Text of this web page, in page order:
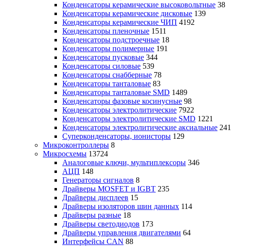
Конденсаторы керамические высоковольтные 38
Конденсаторы керамические дисковые 139
Конденсаторы керамические ЧИП 4192
Конденсаторы пленочные 1511
Конденсаторы подстроечные 18
Конденсаторы полимерные 191
Конденсаторы пусковые 344
Конденсаторы силовые 539
Конденсаторы снабберные 78
Конденсаторы танталовые 83
Конденсаторы танталовые SMD 1489
Конденсаторы фазовые косинусные 98
Конденсаторы электролитические 7922
Конденсаторы электролитические SMD 1221
Конденсаторы электролитические аксиальные 241
Суперконденсаторы, ионисторы 129
Микроконтроллеры 8
Микросхемы 13724
Аналоговые ключи, мультиплексоры 346
АЦП 148
Генераторы сигналов 8
Драйверы MOSFET и IGBT 235
Драйверы дисплеев 15
Драйверы изоляторов шин данных 114
Драйверы разные 18
Драйверы светодиодов 173
Драйверы управления двигателями 64
Интерфейсы CAN 88